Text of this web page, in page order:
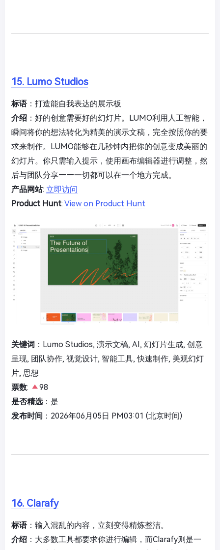
15. Lumo Studios
标语：打造能自我表达的展示板
介绍 ：好的创意需要好的幻灯片。LUMO利用人工智能，
瞬间将你的想法转化为精美的演示文稿，完全按照你的要
求来制作。LUMO能够在几秒钟内把你的创意变成美丽的
幻灯片。你只需输入提示，使用画布编辑器进行调整，然
后与团队分享——一切都可以在一个地方完成。
产品网站: 立即访问
Product Hunt: View on Product Hunt
关键词 ：Lumo Studios, 演示文稿, AI, 幻灯片生成, 创意
呈现, 团队协作, 视觉设计, 智能工具, 快速制作, 美观幻灯
片, 思想
票数:
98
是否精选：是
发布时间 ：2026年06月05日 PM03:01 (北京时间)
16. Clarafy
标语：输入混乱的内容，立刻变得精炼整洁。
介绍 ：大多数工具都要求你进行编辑，而Clarafy则是一